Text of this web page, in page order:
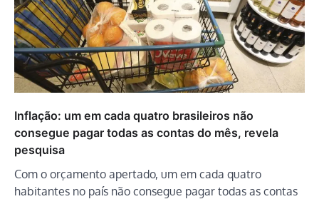
Inflação: um em cada quatro brasileiros não
consegue pagar todas as contas do mês, revela
pesquisa
Com o orçamento apertado, um em cada quatro
habitantes no país não consegue pagar todas as contas